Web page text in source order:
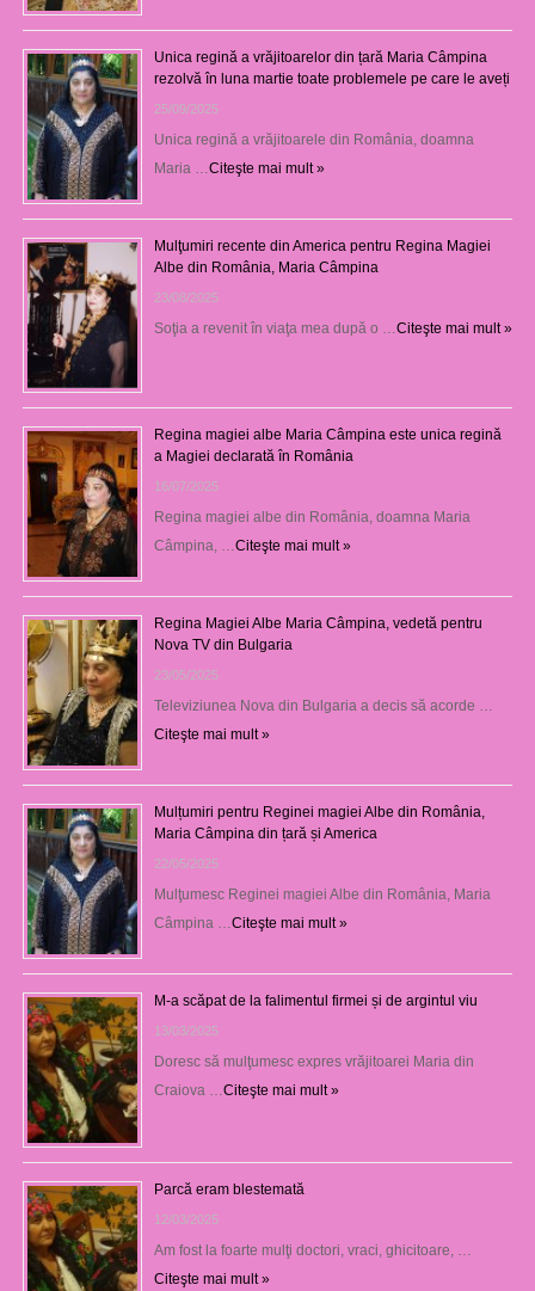
Unica regină a vrăjitoarelor din țară Maria Câmpina
rezolvă în luna martie toate problemele pe care le aveți
25/09/2025
Unica regină a vrăjitoarele din România, doamna
Maria …Citeşte mai mult »
Mulţumiri recente din America pentru Regina Magiei
Albe din România, Maria Câmpina
23/08/2025
Soţia a revenit în viaţa mea după o …Citeşte mai mult »
Regina magiei albe Maria Câmpina este unica regină
a Magiei declarată în România
16/07/2025
Regina magiei albe din România, doamna Maria
Câmpina, …Citeşte mai mult »
Regina Magiei Albe Maria Câmpina, vedetă pentru
Nova TV din Bulgaria
23/05/2025
Televiziunea Nova din Bulgaria a decis să acorde …
Citeşte mai mult »
Mulțumiri pentru Reginei magiei Albe din România,
Maria Câmpina din țară și America
22/05/2025
Mulţumesc Reginei magiei Albe din România, Maria
Câmpina …Citeşte mai mult »
M-a scăpat de la falimentul firmei și de argintul viu
13/03/2025
Doresc să mulţumesc expres vrăjitoarei Maria din
Craiova …Citeşte mai mult »
Parcă eram blestemată
12/03/2025
Am fost la foarte mulţi doctori, vraci, ghicitoare, …
Citeşte mai mult »